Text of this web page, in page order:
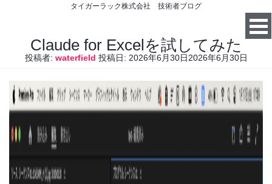
タイガーラック株式会社 技術者ブログ
Claude for Excelを試してみた
投稿者: waterfield 投稿日: 2026年6月30日2026年6月30日